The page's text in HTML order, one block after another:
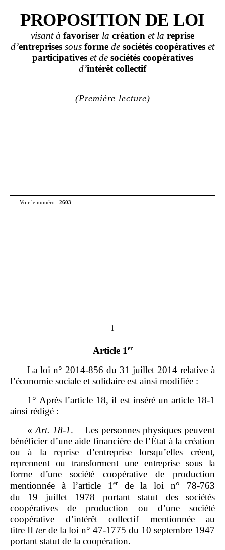
PROPOSITION DE LOI
visant à favoriser la création et la reprise
d’entreprises sous forme de sociétés coopératives et
participativeset de sociétés coopératives
d’intérêt collectif
(Première lecture)
Voir le numéro : 2603
– 1 –
Article 1er
La loi n° 2014‑856 du 31 juillet 2014 relative à
l’économie sociale et solidaire est ainsi modifiée :
1° Après l’article 18, il est inséré un article 18‑1
ainsi rédigé :
«Art. 18‑1. – Les personnes physiques peuvent
bénéficier d’une aide financière de l’État à la création
ou à la reprise d’entreprise lorsqu’elles créent,
reprennent ou transforment une entreprise sous la
forme d’une société coopérative de production
mentionnée à l’article 1erde la loi n° 78‑763
du 19 juillet 1978 portant statut des sociétés
coopératives de production ou d’une société
coopérative d’intérêt collectif mentionnée au
titre II terde la loi n° 47‑1775 du 10 septembre 1947
portant statut de la coopération.